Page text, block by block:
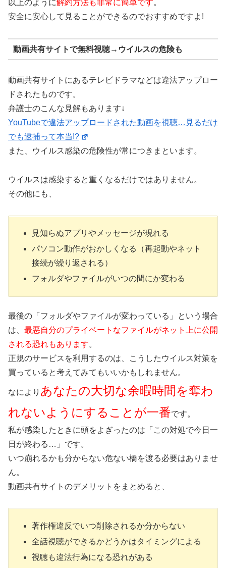
以上のように解約方法も非常に簡単です。
安全に安心して見ることができるのでおすすめですよ!
動画共有サイトで無料視聴→ウイルスの危険も
動画共有サイトにあるテレビドラマなどは違法アップロー
ドされたものです。
弁護士のこんな見解もあります↓
YouTubeで違法アップロードされた動画を視聴…見るだけ
でも逮捕って本当!?
また、ウイルス感染の危険性が常につきまといます。
ウイルスは感染すると重くなるだけではありません。
その他にも、
見知らぬアプリやメッセージが現れる
パソコン動作がおかしくなる（再起動やネット
接続が繰り返される）
フォルダやファイルがいつの間にか変わる
最後の「フォルダやファイルが変わっている」という場合
は、 最悪自分のプライベートなファイルがネット上に公開
される恐れもあります。
正規のサービスを利用するのは、こうしたウイルス対策を
買っていると考えてみてもいいかもしれません。
なにより あなたの大切な余暇時間を奪わ
れないようにすることが一番です。
私が感染したときに頭をよぎったのは「この対処で今日一
日が終わる…」です。
いつ崩れるかも分からない危ない橋を渡る必要はありませ
ん。
動画共有サイトのデメリットをまとめると、
著作権違反でいつ削除されるか分からない
全話視聴ができるかどうかはタイミングによる
視聴も違法行為になる恐れがある